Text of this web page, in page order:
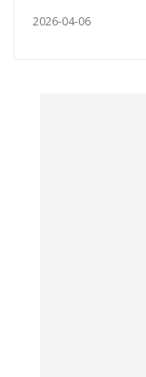
2026-04-06